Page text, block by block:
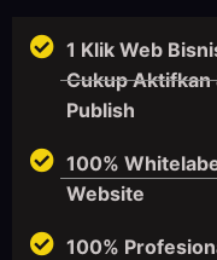
1 Klik Web
Cukup Aktifkan
Publish
100%
Website
100%